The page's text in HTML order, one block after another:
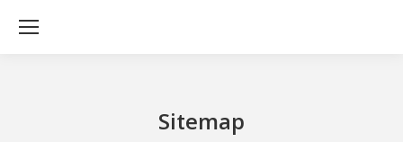
Sitemap